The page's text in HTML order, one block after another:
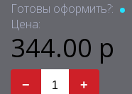
Готовы оформить?:
Цена:
344.00 р
− +